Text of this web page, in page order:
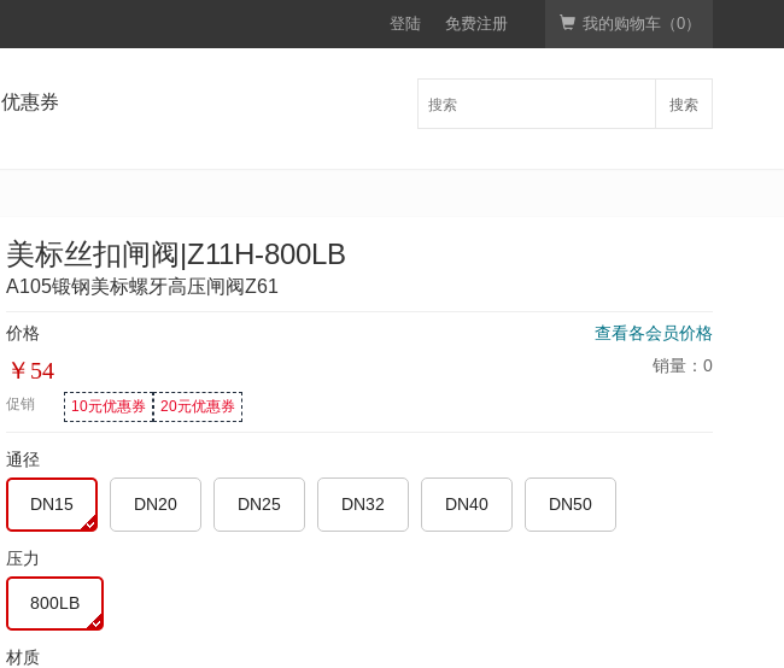
登陆 免费注册 我的购物车（0）
优惠券 搜索
美标丝扣闸阀|Z11H-800LB
A105锻钢美标螺牙高压闸阀Z61
查看各会员价格
价格
￥ 54 销量： 0
促销 10元优惠券 20元优惠券
通径
DN15 DN20 DN25 DN32 DN40 DN50
压力
800LB
材质